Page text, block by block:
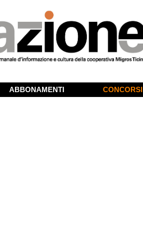
ABBONAMENTI CONCORSI